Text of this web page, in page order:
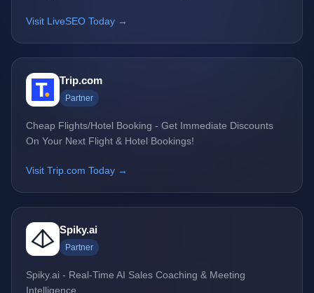
Visit LiveSEO Today →
Trip.com
Partner
Cheap Flights/Hotel Booking - Get Immediate Discounts
On Your Next Flight & Hotel Bookings!
Visit Trip.com Today →
Spiky.ai
Partner
Spiky.ai - Real-Time AI Sales Coaching & Meeting
Intelligence